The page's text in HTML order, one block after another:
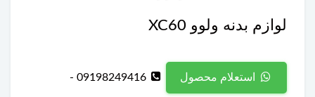
لوازم بدنه ولوو XC60
استعلام محصول 09198249416 -